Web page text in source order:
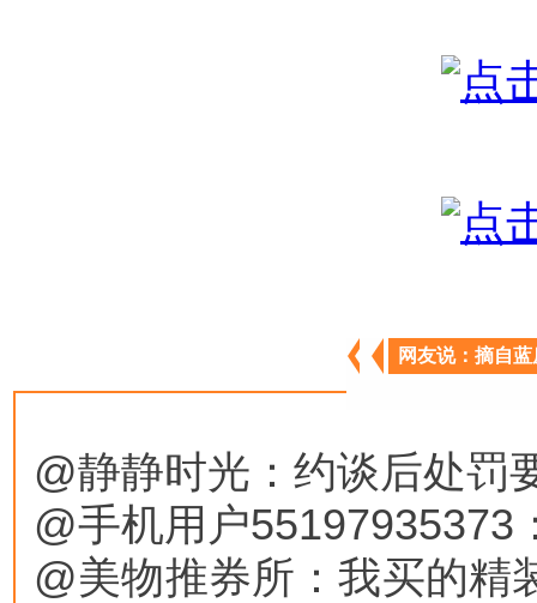
网友说：摘自
@静静时光：约谈后处罚
@手机用户55197935373
@美物推券所：我买的精